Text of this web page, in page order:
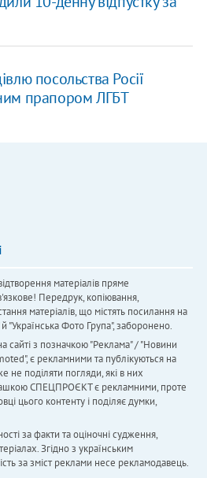
посольства Росії
прапором ЛГБТ
матеріалів пряме
Передрук, копіювання,
матеріалів, що містять посилання на
"Українська Фото Група", заборонено.
сайті з позначкою "Реклама" / "Новини
є рекламними та публікуються на
не поділяти погляди, які в них
СПЕЦПРОЄКТ є рекламними, проте
цього контенту і поділяє думки,
за факти та оціночні судження,
Згідно з українським
за зміст реклами несе рекламодавець.